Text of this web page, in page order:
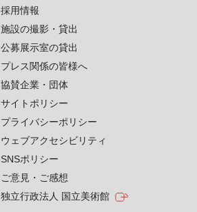
採用情報
施設の撮影・貸出
公募展示室の貸出
プレス関係の皆様へ
協賛企業・団体
サイトポリシー
プライバシーポリシー
ウェブアクセシビリティ
SNSポリシー
ご意見・ご感想
独立行政法人 国立美術館